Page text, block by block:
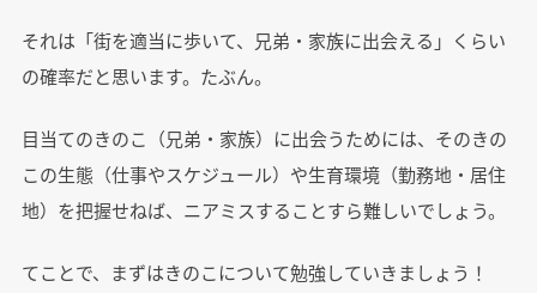
それは「街を適当に歩いて、兄弟・家族に出会える」くらい
の確率だと思います。たぶん。
目当てのきのこ（兄弟・家族）に出会うためには、そのきの
この生態（仕事やスケジュール）や生育環境（勤務地・居住
地）を把握せねば、ニアミスすることすら難しいでしょう。
てことで、まずはきのこについて勉強していきましょう！